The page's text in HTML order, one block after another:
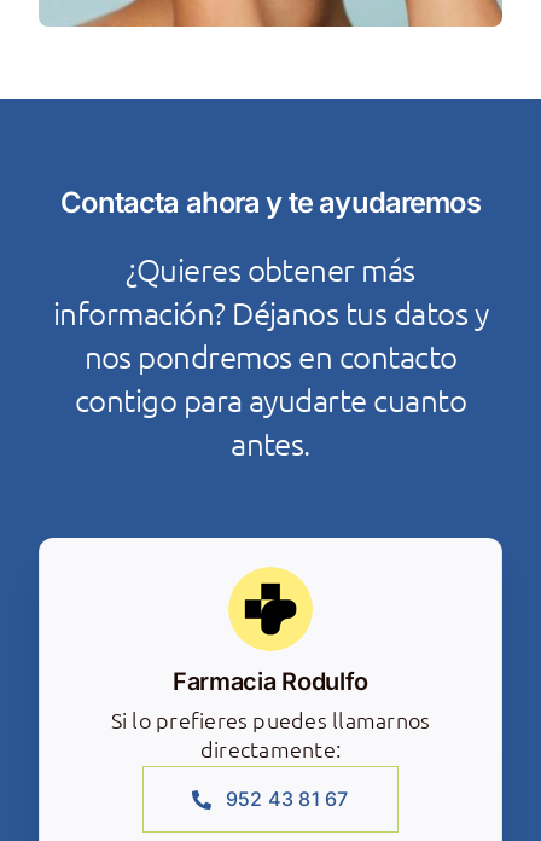
Contacta ahora y te ayudaremos
¿Quieres obtener más
información? Déjanos tus datos y
nos pondremos en contacto
contigo para ayudarte cuanto
antes.
Farmacia Rodulfo
Si lo prefieres puedes llamarnos
directamente:
952 43 81 67